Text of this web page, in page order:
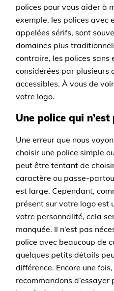
polices pour vous aider à
exemple, les polices avec
appelées sérifs, sont
domaines plus
contraire, les polices
considérées par plusieurs
accessibles. À vous de
votre logo.
Une police qui
Une erreur que nous
choisir une police simple
peut être tentant de
caractère ou passe-
est large. Cependant,
présent sur votre logo est
votre personnalité, cela
manquée. Il n’est pas
police avec beaucoup de
quelques petits détails
différence. Encore une
recommandons